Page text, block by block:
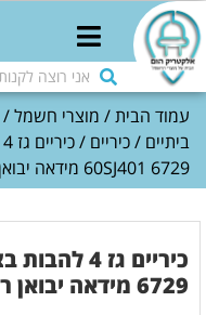
עמוד הבית/ מוצרי חשמל/
ביתיים /כיריים
60SJ401 6729 מידאה יבואן רשמי
6729 מידאה יבואן רשמי